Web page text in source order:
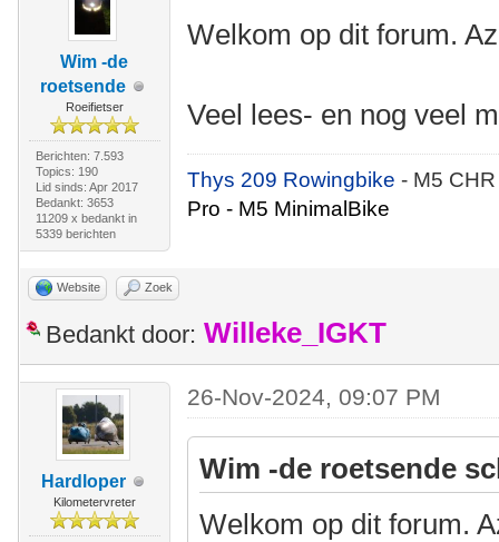
Wim -de
roetsende
Roeifietser
Berichten: 7.593
Topics: 190
Lid sinds: Apr 2017
Bedankt: 3653
11209 x bedankt in
5339 berichten
Welkom op dit forum.
Veel lees- en nog veel
Thys 209 Rowingbike- M5
Pro - M5 MinimalBike
Website Zoek
Bedankt door: Willeke_IGKT
Hardloper
Kilometervreter
26-Nov-2024, 09:07 PM
Wim -de roetsende
Welkom op dit forum.